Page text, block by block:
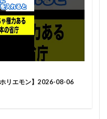
リエモン】2026-08-06